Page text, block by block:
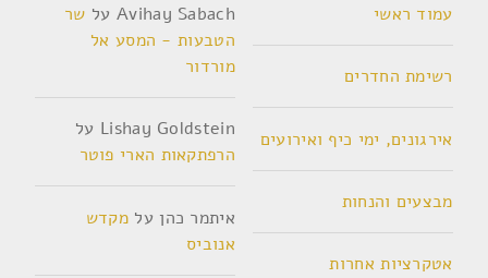
עמוד ראשי
רשימת החדרים
אירגונים, ימי כיף ואירועים
מבצעים והנחות
אטקרציות אחרות
Avihay Sabach על שר
הטבעות - המסע אל
מורדור
Lishay Goldstein על
הרפתקאות הארי פוטר
איתמר כהן על מקדש
אנוביס